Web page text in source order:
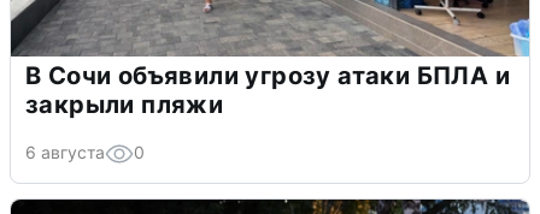
В Сочи объявили угрозу атаки БПЛА и
закрыли пляжи
6 августа 0